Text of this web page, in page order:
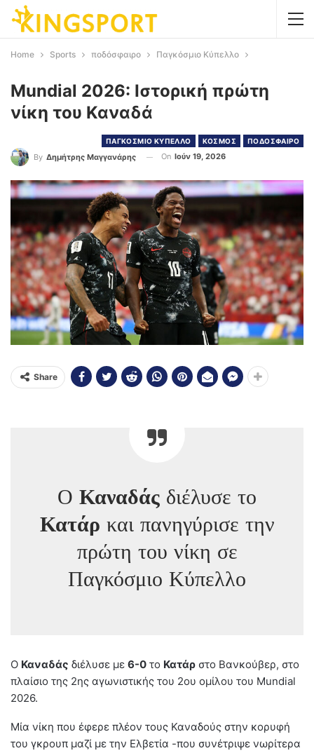
Home Sports ποδόσφαιρο Παγκόσμιο Κύπελλο
Mundial 2026: Ιστορική πρώτη
νίκη του Καναδά
ΠΑΓΚΟΣΜΙΟ ΚΥΠΕΛΛΟ ΚΟΣΜΟΣ ΠΟΔΟΣΦΑΙΡΟ
By Δημήτρης Μαγγανάρης On Ιούν 19, 2026
Share
Ο Καναδάς διέλυσε το
Κατάρ και πανηγύρισε την
πρώτη του νίκη σε
Παγκόσμιο Κύπελλο
Ο Καναδάς διέλυσε με 6-0 το Κατάρ στο Βανκούβερ, στο
πλαίσιο της 2ης αγωνιστικής του 2ου ομίλου του Mundial
2026.
Μία νίκη που έφερε πλέον τους Καναδούς στην κορυφή
του γκρουπ μαζί με την Ελβετία -που συνέτριψε νωρίτερα